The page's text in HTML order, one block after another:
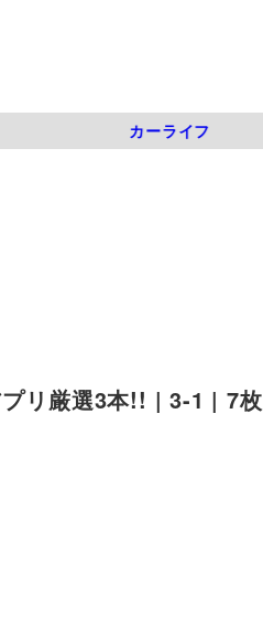
カーライフ
リ厳選3本!! | 3-1 | 7枚